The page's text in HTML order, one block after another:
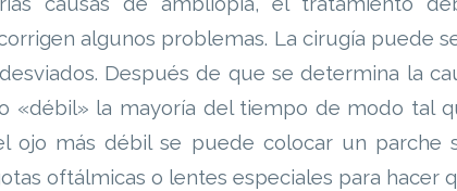
algunos problemas. La cirugía puede
Después de que se determina la
«débil» la mayoría del tiempo de modo tal
ojo más débil se puede colocar un parche
oftálmicas o lentes especiales para hacer